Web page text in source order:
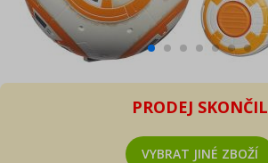
PRODEJ SKONČIL
VYBRAT JINÉ ZBOŽÍ